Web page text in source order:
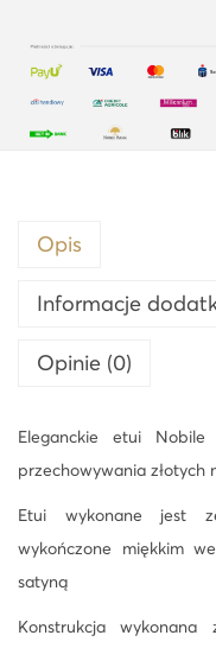
Opis
Informacje
Opinie (0)
Eleganckie etui
przechowywania złotych
Etui wykonane jest
wykończone miękkim
satyną
Konstrukcja